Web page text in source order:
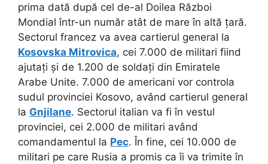
prima dată după cel de-al Doilea Război
Mondial într-un număr atât de mare în altă țară.
Sectorul francez va avea cartierul general la
Kosovska Mitrovica, cei 7.000 de militari fiind
ajutați și de 1.200 de soldați din Emiratele
Arabe Unite. 7.000 de americani vor controla
sudul provinciei Kosovo, având cartierul general
la Gnjilane. Sectorul italian va fi în vestul
provinciei, cei 2.000 de militari având
comandamentul la Pec. În fine, cei 10.000 de
militari pe care Rusia a promis ca îi va trimite în